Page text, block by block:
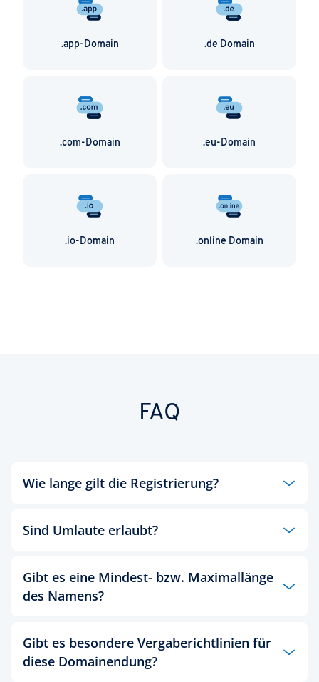
.app-Domain .de Domain
.com-Domain .eu-Domain
.io-Domain .online Domain
FAQ
Wie lange gilt die Registrierung?
Sind Umlaute erlaubt?
entscheiden, ist die Verwendung von Umlauten
nicht möglich.
Gibt es eine Mindest- bzw. Maximallänge
des Namens?
Gibt es besondere Vergaberichtlinien für
diese Domainendung?